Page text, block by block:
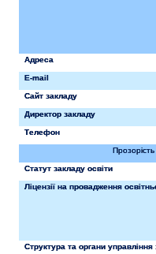
Адреса
E-mail
Сайт закладу
Директор закладу
Телефон
Прозорість
Статут закладу освіти
Ліцензії на провадження
Структура та органи управління